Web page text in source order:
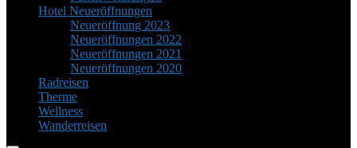
Hotel Neueröffnungen
Neueröffnung 2023
Neueröffnungen 2022
Neueröffnungen 2021
Neueröffnungen 2020
Radreisen
Therme
Wellness
Wanderreisen